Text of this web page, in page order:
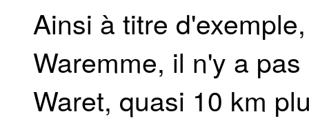
Ainsi à titre
Waremme, il n'y a
Waret, quasi 10 km